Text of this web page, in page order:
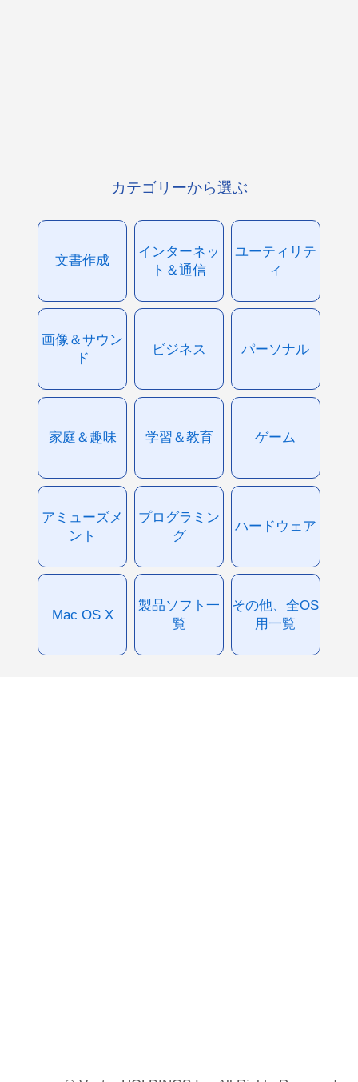
カテゴリーから選ぶ
文書作成
インターネッ
ト＆通信
ユーティリテ
ィ
画像＆サウン
ド
ビジネス パーソナル
家庭＆趣味 学習＆教育 ゲーム
アミューズメ
ント
プログラミン
グ
ハードウェア
Mac OS X
製品ソフト一
覧
その他、全OS
用一覧